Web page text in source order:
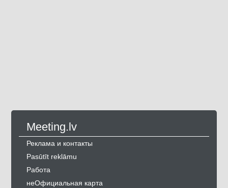
Meeting.lv
Реклама и контакты
Pasūtīt reklāmu
Работа
неОфициальная карта